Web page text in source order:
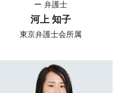
ー 弁護士
河上 知子
東京弁護士会所属